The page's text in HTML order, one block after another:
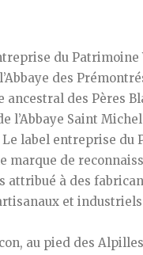
du Patrimoine
des
ancestral des Pères
l’Abbaye Saint
Le label entreprise du
marque de
attribué à des
et industriels
au pied des